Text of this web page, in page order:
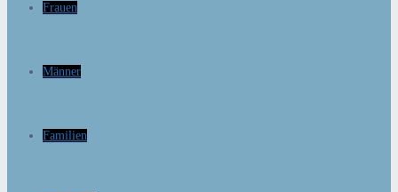
Frauen
Männer
Familien